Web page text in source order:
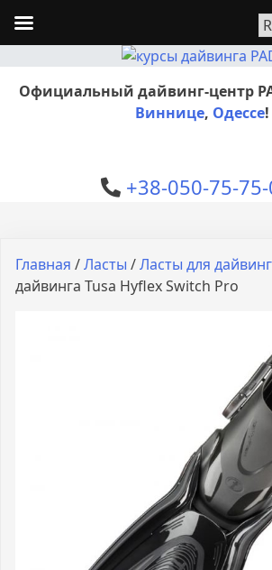
Официальный дайвинг-центр
Виннице, Одессе!
+38-050-75-
Главная /Ласты /Ласты для
дайвинга Tusa Hyflex Switch Pro